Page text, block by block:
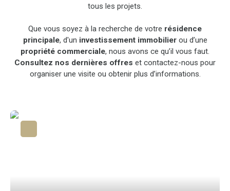
tous les projets.
Que vous soyez à la recherche de votre résidence
principale, d'un investissement immobilierou d’une
propriété commerciale, nous avons ce qu’il vous faut.
Consultez nos dernières offres et contactez-nous pour
organiser une visite ou obtenir plus d’informations.